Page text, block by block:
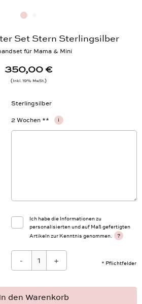
Set Stern Sterlingsilber
für Mama & Mini
350,00 €
Inkl. 19% MwSt.
Sterlingsilber
2 Wochen ** i
Ich habe die Informationen zu
personalisierten und auf Maß gefertigten
Artikeln zur Kenntnis genommen.
?
* Pflichtfelder
- +
In den Warenkorb